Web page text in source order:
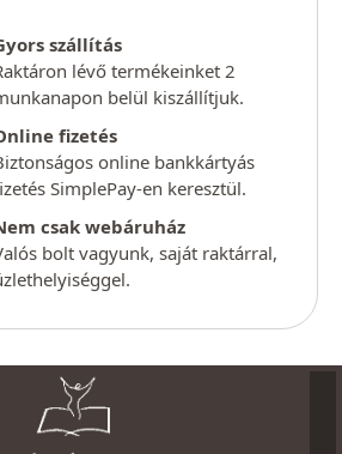
szállítás
lévő termékeinket 2
belül kiszállítjuk.
fizetés
online bankkártyás
SimplePay-en keresztül.
csak webáruház
bolt vagyunk, saját raktárral,